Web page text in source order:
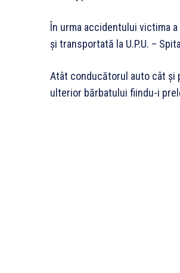
În urma accidentului victima
și transportată la U.P.U. –
Atât conducătorul auto cât
ulterior bărbatului fiindu-i